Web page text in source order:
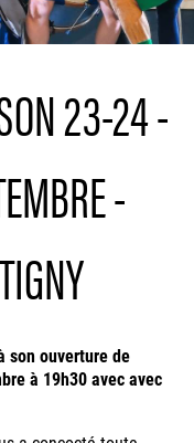
23-24 -
-
son ouverture de
à 19h30 avec avec